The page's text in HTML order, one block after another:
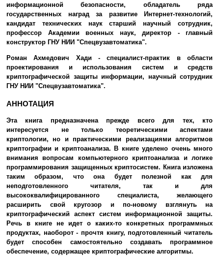
информационной безопасности, обладатель ряда
государственных наград за развитие Интернет-технологий,
кандидат технических наук старший научный сотрудник,
профессор Академии военных наук, директор - главный
конструктор ГНУ НИИ "Спецвузавтоматика".
Роман Ахмедович Хади - специалист-практик в области
проектирования и использования систем и средств
криптографической защиты информации, научный сотрудник
ГНУ НИИ "Спецвузавтоматика".
АННОТАЦИЯ
Эта книга предназначена прежде всего для тех, кто
интересуется не только теоретическими аспектами
криптологии, но и практическими реализациями алгоритмов
криптографии и криптоанализа. В книге уделено очень много
внимания вопросам компьютерного криптоанализа и логике
программирования защищенных криптосистем. Книга изложена
таким образом, что она будет полезной как для
неподготовленного читателя, так и для
высококвалифицированного специалиста, желающего
расширить свой кругозор и по-новому взглянуть на
криптографический аспект систем информационной защиты.
Речь в книге не идет о каких-то конкретных программных
продуктах, наоборот - прочтя книгу, подготовленный читатель
будет способен самостоятельно создавать программное
обеспечение, содержащее криптографические алгоритмы.